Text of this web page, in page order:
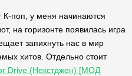
К-поп, у меня начинаются
на горизонте появилась игра
запихнуть нас в мир
хитов. Отдельно стоит
Drive (Некстджен) [МОД